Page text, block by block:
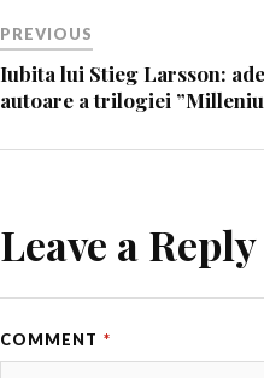
PREVIOUS
Iubita lui Stieg Larsson:
autoare a trilogiei
Leave a Reply
COMMENT *